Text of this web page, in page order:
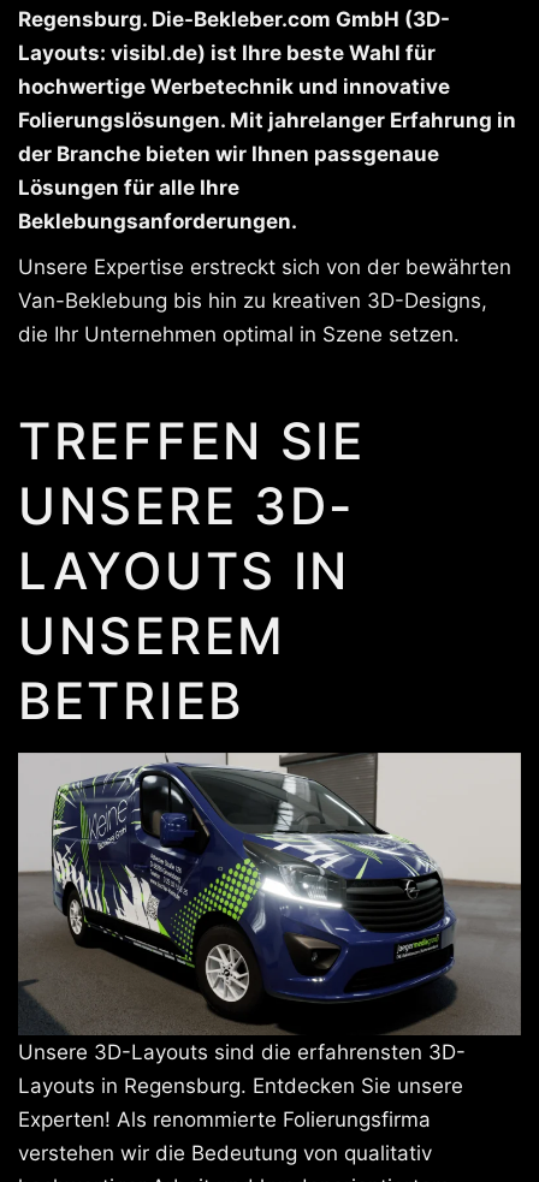
Regensburg. Die-Bekleber.com GmbH (3D-
Layouts: visibl.de) ist Ihre beste Wahl für
hochwertige Werbetechnik und innovative
Folierungslösungen. Mit jahrelanger Erfahrung in
der Branche bieten wir Ihnen passgenaue
Lösungen für alle Ihre
Beklebungsanforderungen.
Unsere Expertise erstreckt sich von der bewährten
Van-Beklebung bis hin zu kreativen 3D-Designs,
die Ihr Unternehmen optimal in Szene setzen.
TREFFEN SIE
UNSERE 3D-
LAYOUTS IN
UNSEREM
BETRIEB
Unsere 3D-Layouts sind die erfahrensten 3D-
Layouts in Regensburg. Entdecken Sie unsere
Experten! Als renommierte Folierungsfirma
verstehen wir die Bedeutung von qualitativ